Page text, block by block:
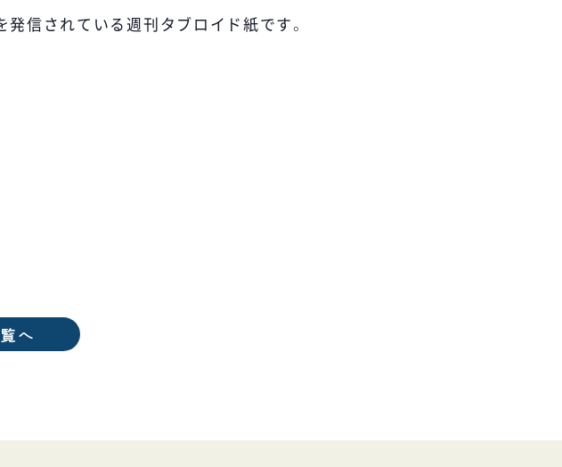
発信されている週刊タブロイド紙です。
へ